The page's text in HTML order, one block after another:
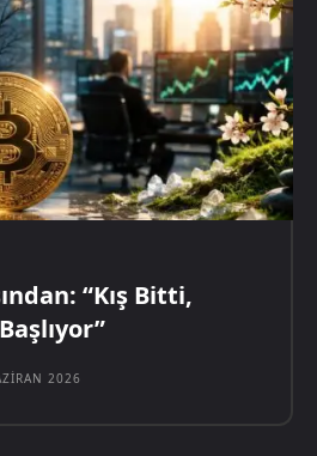
“Kış Bitti,
2026